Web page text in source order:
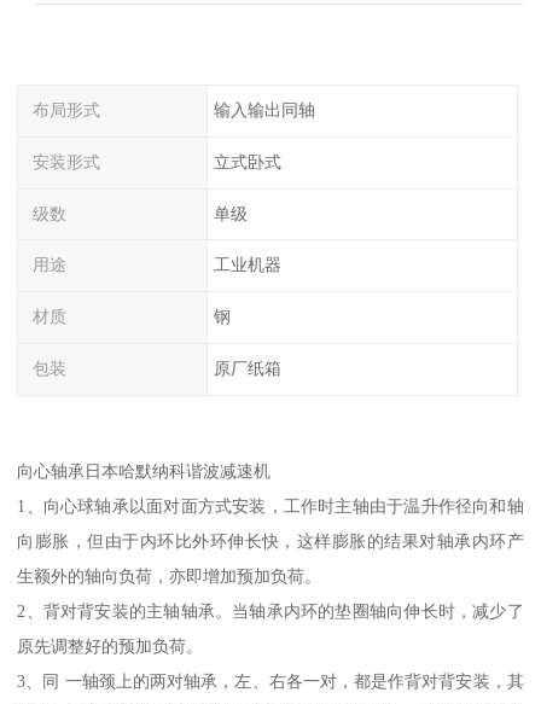
布局形式 输入输出同轴
安装形式 立式卧式
级数 单级
用途 工业机器
材质 钢
包装 原厂纸箱
向心轴承日本哈默纳科谐波减速机
1、向心球轴承以面对面方式安装，工作时主轴由于温升作径向和轴
向膨胀，但由于内环比外环伸长快，这样膨胀的结果对轴承内环产
生额外的轴向负荷，亦即增加预加负荷。
2、背对背安装的主轴轴承。当轴承内环的垫圈轴向伸长时，减少了
原先调整好的预加负荷。
3、同 一轴颈上的两对轴承，左、右各一对，都是作背对背安装，其